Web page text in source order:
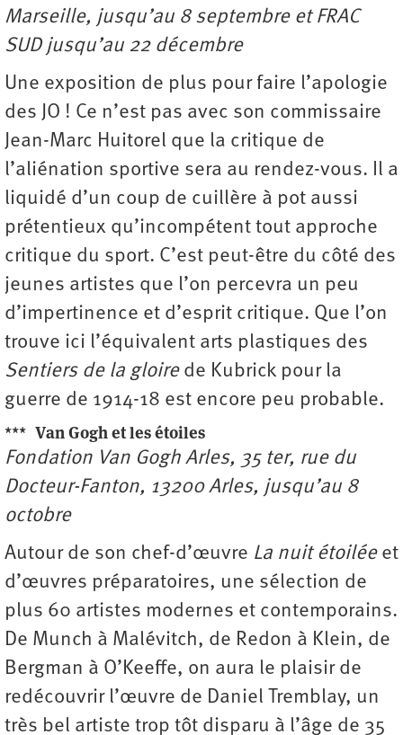
Marseille, jusqu’au 8 septembre et FRAC
SUD jusqu’au 22 décembre
Une exposition de plus pour faire l’apologie
des JO ! Ce n’est pas avec son commissaire
Jean-Marc Huitorel que la critique de
l’aliénation sportive sera au rendez-vous. Il a
liquidé d’un coup de cuillère à pot aussi
prétentieux qu’incompétent tout approche
critique du sport. C’est peut-être du côté des
jeunes artistes que l’on percevra un peu
d’impertinence et d’esprit critique. Que l’on
trouve ici l’équivalent arts plastiques des
Sentiers de la gloirede Kubrick pour la
guerre de 1914-18 est encore peu probable.
*** Van Gogh et les étoiles
Fondation Van Gogh Arles, 35 ter, rue du
Docteur-Fanton, 13200 Arles, jusqu’au 8
octobre
Autour de son chef-d’œuvre La nuit étoiléeet
d’œuvres préparatoires, une sélection de
plus 60 artistes modernes et contemporains.
De Munch à Malévitch, de Redon à Klein, de
Bergman à O’Keeffe, on aura le plaisir de
redécouvrir l’œuvre de Daniel Tremblay, un
très bel artiste trop tôt disparu à l’âge de 35